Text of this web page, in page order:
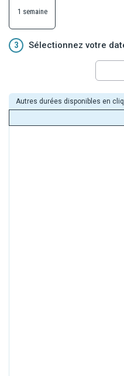
1 semaine
3 Sélectionnez votre
Autres durées disponibles en